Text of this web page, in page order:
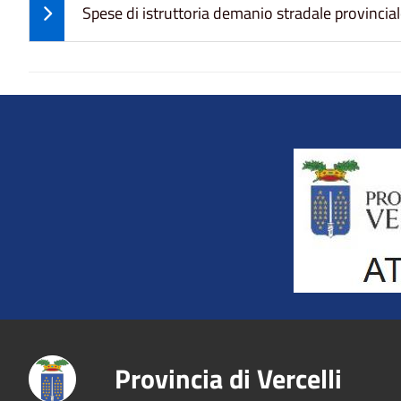
Spese di istruttoria demanio stradale
Title
Provincia di Vercelli